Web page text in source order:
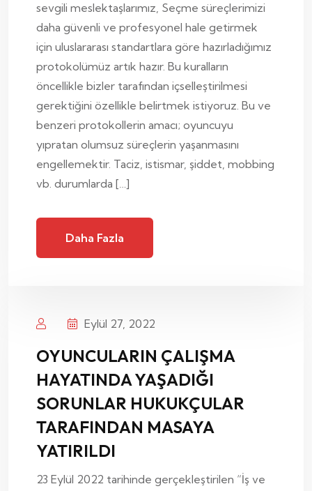
sevgili meslektaşlarımız, Seçme süreçlerimizi
daha güvenli ve profesyonel hale getirmek
için uluslararası standartlara göre hazırladığımız
protokolümüz artık hazır. Bu kuralların
öncellikle bizler tarafından içselleştirilmesi
gerektiğini özellikle belirtmek istiyoruz. Bu ve
benzeri protokollerin amacı; oyuncuyu
yıpratan olumsuz süreçlerin yaşanmasını
engellemektir. Taciz, istismar, şiddet, mobbing
vb. durumlarda […]
Daha Fazla
Eylül 27, 2022
OYUNCULARIN ÇALIŞMA
HAYATINDA YAŞADIĞI
SORUNLAR HUKUKÇULAR
TARAFINDAN MASAYA
YATIRILDI
23 Eylül 2022 tarihinde gerçekleştirilen “İş ve